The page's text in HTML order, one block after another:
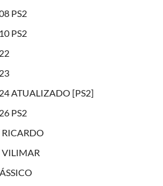
PS2
PS2
ATUALIZADO [PS2]
PS2
VILIMAR